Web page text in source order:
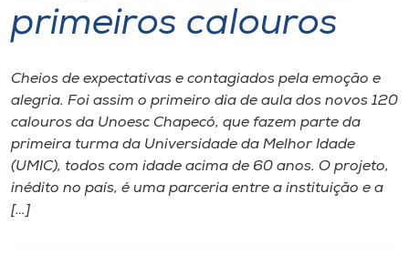
Atendimento ao Estudante
Portal de Ensino
A
Unoesc
Internacionalização
primeiros calouros
Cheios de expectativas e contagiados pela emoção e
alegria. Foi assim o primeiro dia de aula dos novos 120
calouros da Unoesc Chapecó, que fazem parte da
primeira turma da Universidade da Melhor Idade
(UMIC), todos com idade acima de 60 anos. O projeto,
inédito no país, é uma parceria entre a instituição e a
[…]